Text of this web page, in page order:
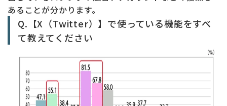
あることが分かります。
Q.【X（Twitter）】で使っている機能をすべ
て教えてください